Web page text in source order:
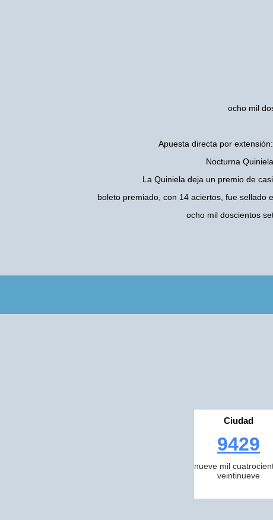
ocho mil
Apuesta directa por
Nocturna
La Quiniela deja un premio de
boleto premiado, con 14 aciertos, fue sellado
ocho mil doscientos
Ciudad
9429
nueve mil
veintinueve